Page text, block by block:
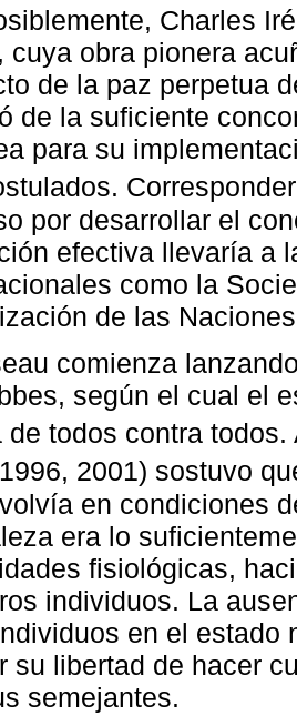
Charles
cuya obra pionera
de la paz perpetua
de la suficiente
para su
por desarrollar el
efectiva llevaría a
como la
de las
comienza
según el cual el
de todos contra
2001) sostuvo
en condiciones
era lo
fisiológicas,
individuos. La
en el estado
su libertad de hacer
semejantes.